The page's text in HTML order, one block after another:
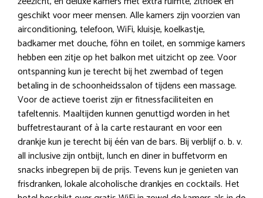
geschikt voor meer mensen. Alle kamers zijn voorzien van
airconditioning, telefoon, WiFi, kluisje, koelkastje,
badkamer met douche, föhn en toilet, en sommige kamers
hebben een zitje op het balkon met uitzicht op zee. Voor
ontspanning kun je terecht bij het zwembad of tegen
betaling in de schoonheidssalon of tijdens een massage.
Voor de actieve toerist zijn er fitnessfaciliteiten en
tafeltennis. Maaltijden kunnen genuttigd worden in het
buffetrestaurant of à la carte restaurant en voor een
drankje kun je terecht bij één van de bars. Bij verblijf o. b. v.
all inclusive zijn ontbijt, lunch en diner in buffetvorm en
snacks inbegrepen bij de prijs. Tevens kun je genieten van
frisdranken, lokale alcoholische drankjes en cocktails. Het